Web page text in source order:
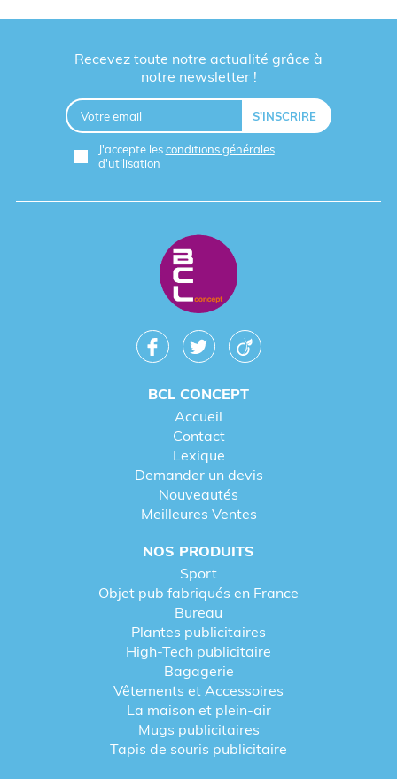
Recevez toute notre actualité grâce à
notre newsletter !
J'accepte lesconditions générales
d'utilisation
BCL CONCEPT
Accueil
Contact
Lexique
Demander un devis
Nouveautés
Meilleures Ventes
NOS PRODUITS
Sport
Objet pub fabriqués en France
Bureau
Plantes publicitaires
High-Tech publicitaire
Bagagerie
Vêtements et Accessoires
La maison et plein-air
Mugs publicitaires
Tapis de souris publicitaire